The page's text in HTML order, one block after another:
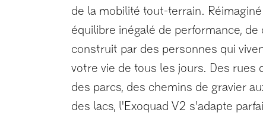
de la mobilité tout-terrain.
équilibre inégalé de performance,
construit par des personnes qui
votre vie de tous les jours. Des rues
des parcs, des chemins de gravier
des lacs, l'Exoquad V2 s'adapte